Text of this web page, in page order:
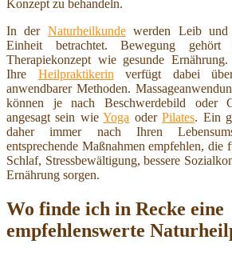
Konzept zu behandeln.
In der Naturheilkundewerden Leib und
Einheit betrachtet. Bewegung gehört
Therapiekonzept wie gesunde
Ihre Heilpraktikerin verfügt dabei
anwendbarer Methoden.
können je nach Beschwerdebild oder
angesagt sein wieYoga oderPilates. Ein
daher immer nach Ihren
entsprechende Maßnahmen empfehlen, die
Schlaf, Stressbewältigung, bessere
Ernährung sorgen.
Wo finde ich in Recke eine
empfehlenswerte